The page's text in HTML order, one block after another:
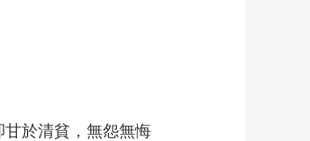
甘於清貧，無怨無悔